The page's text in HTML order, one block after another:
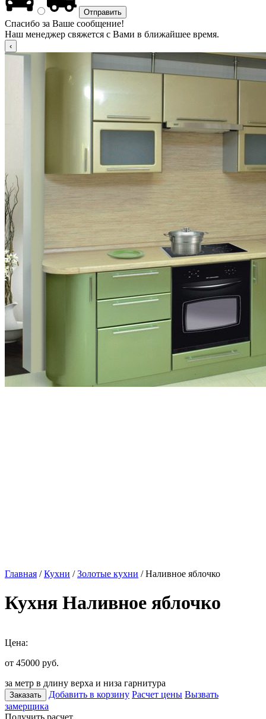
Спасибо за Ваше сообщение!
Наш менеджер свяжется с Вами в ближайшее время.
Главная /Кухни /Золотые кухни / Наливное яблочко
Кухня Наливное яблочко
Цена:
от 45000 руб.
за метр в длину верха и низа гарнитура
Заказать Добавить в корзину Расчет цены Вызвать
замерщика
Получить расчет